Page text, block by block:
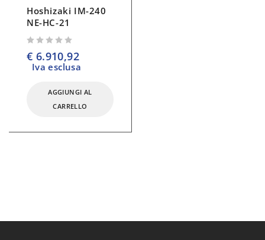
Hoshizaki IM-240
NE-HC-21
€ 6.910,92
Iva esclusa
AGGIUNGI AL
CARRELLO